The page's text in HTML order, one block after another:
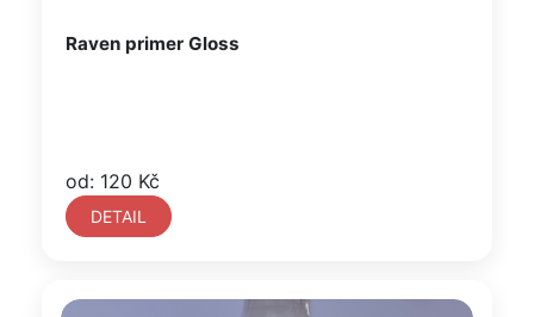
Raven primer Gloss
od: 120 Kč
DETAIL